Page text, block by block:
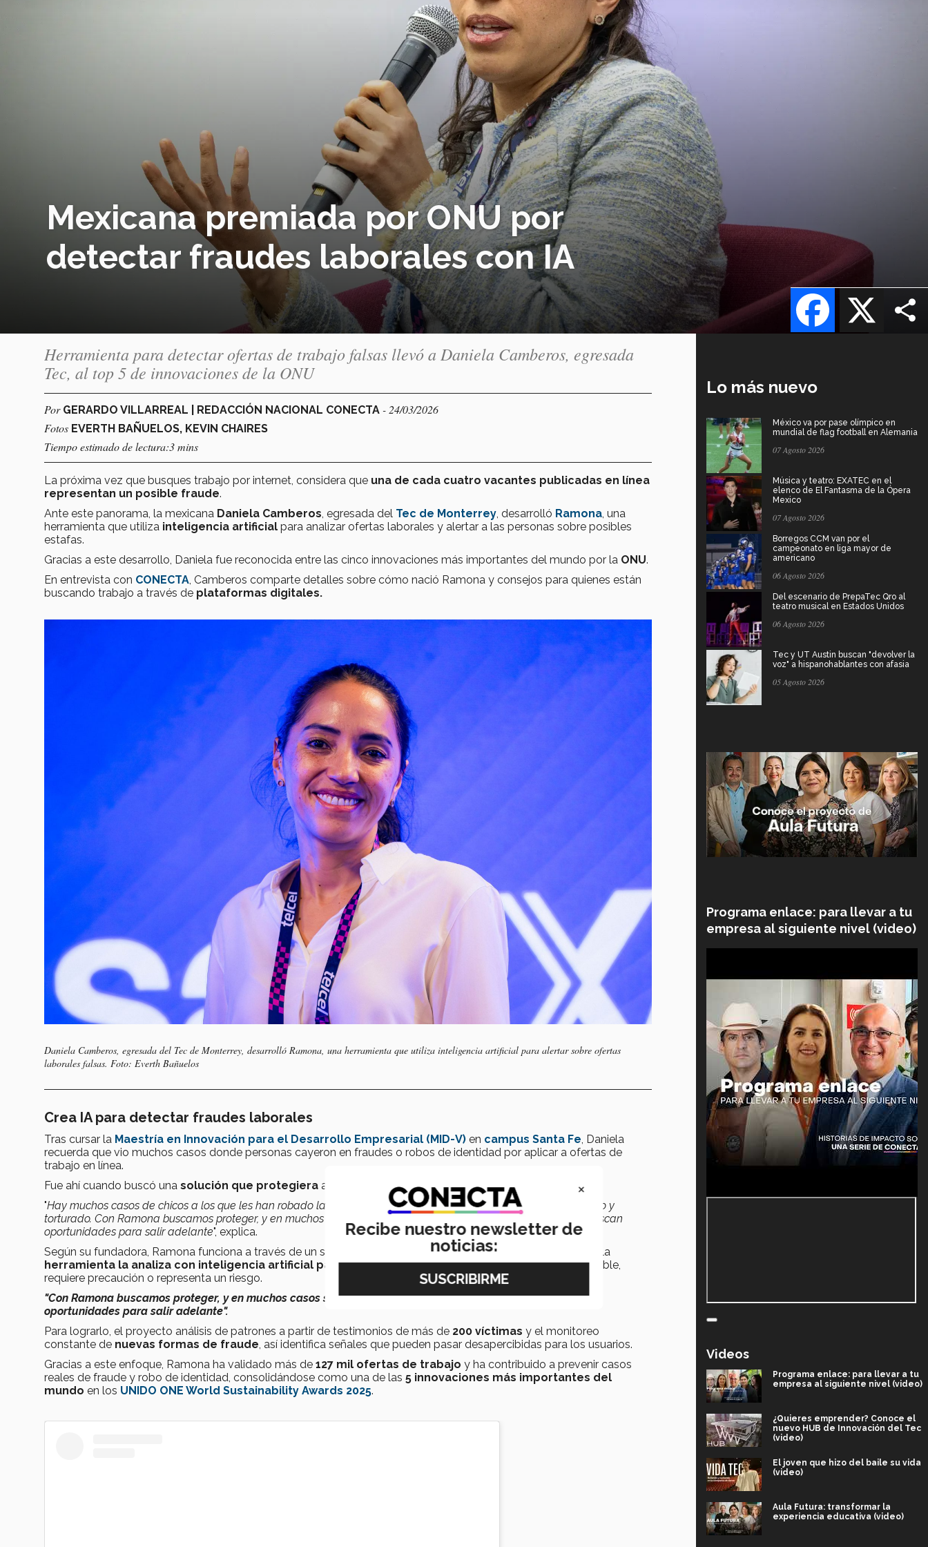
Mexicana premiada por ONU por
detectar fraudes laborales con IA
X
Facebook
Herramienta para detectar ofertas de trabajo falsas llevó a Daniela Camberos, egresada
Tec, al top 5 de innovaciones de la ONU
Por GERARDO VILLARREAL | REDACCIÓN NACIONAL CONECTA - 24/03/2026
Fotos EVERTH BAÑUELOS, KEVIN CHAIRES
Tiempo estimado de lectura:3 mins
La próxima vez que busques trabajo por internet, considera que una de cada cuatro vacantes publicadas en línea
representan un posible fraude.
Ante este panorama, la mexicana Daniela Camberos , egresada del Tec de Monterrey , desarrolló Ramona , una
herramienta que utiliza inteligencia artificial para analizar ofertas laborales y alertar a las personas sobre posibles
estafas.
Gracias a este desarrollo, Daniela fue reconocida entre las cinco innovaciones más importantes del mundo por la ONU.
En entrevista con CONECTA , Camberos comparte detalles sobre cómo nació Ramona y consejos para quienes están
buscando trabajo a través de plataformas digitales.
Daniela Camberos, egresada del Tec de Monterrey, desarrolló Ramona, una herramienta que utiliza inteligencia artificial para alertar sobre ofertas
laborales falsas. Foto: Everth Bañuelos
Crea IA para detectar fraudes laborales
Tras cursar la Maestría en Innovación para el Desarrollo Empresarial (MID-V) en campus Santa Fe, Daniela
recuerda que vio muchos casos donde personas cayeron en fraudes o robos de identidad por aplicar a ofertas de
trabajo en línea.
Fue ahí cuando buscó una solución que protegiera a quienes buscan empleo en entornos digitales.
"Hay muchos casos de chicos a los que les han robado la identidad o los han estafado, algunos incluso capturado y
torturado. Con Ramona buscamos proteger, y en muchos casos salvar la vida, de quienes de manera honesta buscan
oportunidades para salir adelante", explica.
Según su fundadora, Ramona funciona a través de un sistema donde las personas suben una oferta laboral y la
herramienta la analiza con inteligencia artificial para clasificarlaen un semáforo que indica si es confiable,
requiere precaución o representa un riesgo.
"Con Ramona buscamos proteger, y en muchos casos salvar la vida, de quienes de manera honesta buscan
oportunidades para salir adelante".
Para lograrlo, el proyecto análisis de patrones a partir de testimonios de más de 200 víctimas y el monitoreo
constante de nuevas formas de fraude, así identifica señales que pueden pasar desapercibidas para los usuarios.
Gracias a este enfoque, Ramona ha validado más de 127 mil ofertas de trabajo y ha contribuido a prevenir casos
reales de fraude y robo de identidad, consolidándose como una de las 5 innovaciones más importantes del
mundo en los UNIDO ONE World Sustainability Awards 2025.
Lo más nuevo
México va por pase olímpico en
mundial de flag football en Alemania
07 Agosto 2026
Música y teatro: EXATEC en el
elenco de El Fantasma de la Ópera
Mexico
07 Agosto 2026
Borregos CCM van por el
campeonato en liga mayor de
americano
06 Agosto 2026
Del escenario de PrepaTec Qro al
teatro musical en Estados Unidos
06 Agosto 2026
Tec y UT Austin buscan "devolver la
voz" a hispanohablantes con afasia
05 Agosto 2026
Programa enlace: para llevar a tu
empresa al siguiente nivel (video)
Videos
Programa enlace: para llevar a tu
empresa al siguiente nivel (video)
¿Quieres emprender? Conoce el
nuevo HUB de Innovación del Tec
(video)
El joven que hizo del baile su vida
(video)
Aula Futura: transformar la
experiencia educativa (video)
×
Recibe nuestro newsletter de
noticias: